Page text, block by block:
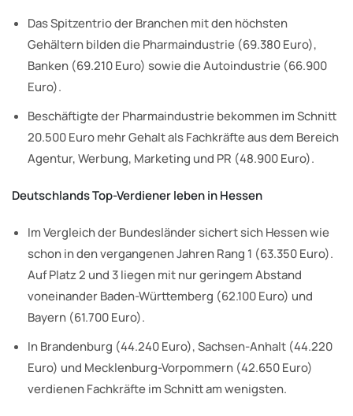
Das Spitzentrio der Branchen mit den höchsten
Gehältern bilden die Pharmaindustrie (69.380 Euro),
Banken (69.210 Euro) sowie die Autoindustrie (66.900
Euro).
Beschäftigte der Pharmaindustrie bekommen im Schnitt
20.500 Euro mehr Gehalt als Fachkräfte aus dem Bereich
Agentur, Werbung, Marketing und PR (48.900 Euro).
Deutschlands Top-Verdiener leben in Hessen
Im Vergleich der Bundesländer sichert sich Hessen wie
schon in den vergangenen Jahren Rang 1 (63.350 Euro).
Auf Platz 2 und 3 liegen mit nur geringem Abstand
voneinander Baden-Württemberg (62.100 Euro) und
Bayern (61.700 Euro).
In Brandenburg (44.240 Euro), Sachsen-Anhalt (44.220
Euro) und Mecklenburg-Vorpommern (42.650 Euro)
verdienen Fachkräfte im Schnitt am wenigsten.